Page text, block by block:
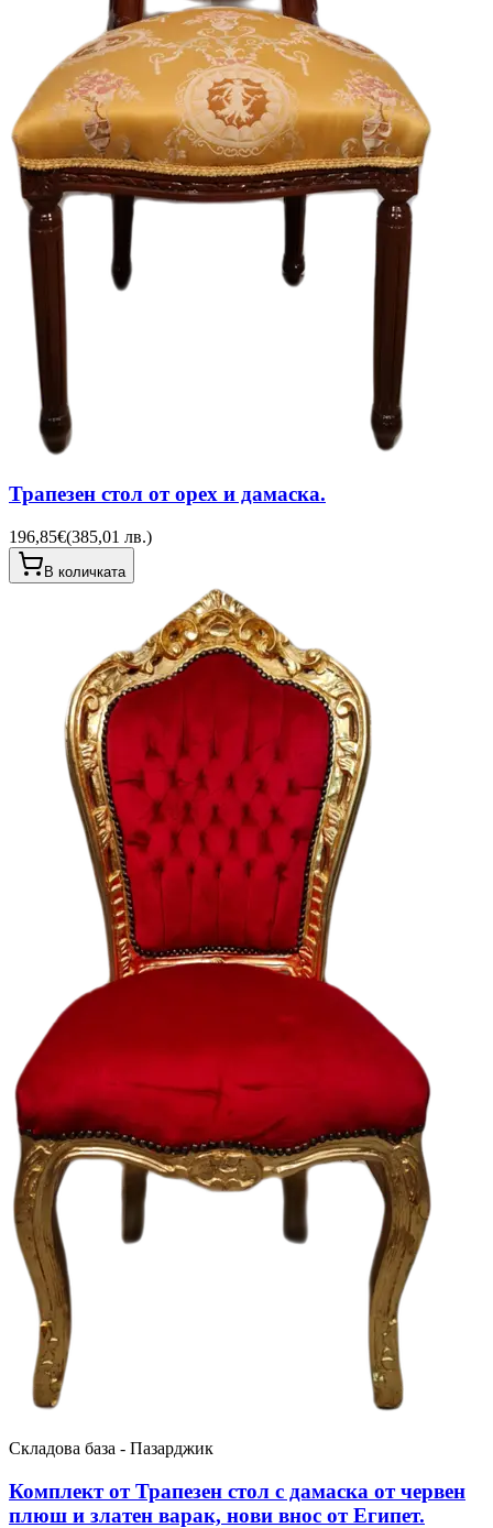
Трапезен стол от орех и дамаска.
196,85€(385,01 лв.)
В количката
Складова база - Пазарджик
Комплект от Трапезен стол с дамаска от червен
плюш и златен варак, нови внос от Египет.